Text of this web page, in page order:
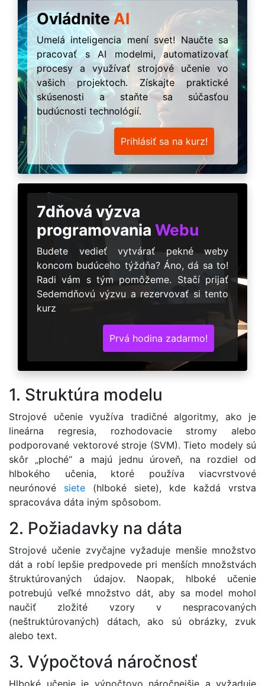
OvládniteAI
Umelá inteligencia mení svet! Naučte sa
pracovať s AI modelmi, automatizovať
procesy a využívať strojové učenie vo
vašich projektoch. Získajte praktické
skúsenosti a staňte sa súčasťou
budúcnosti technológií.
Prihlásiť sa na kurz!
7dňová výzva
programovania Webu
Budete vedieť vytvárať pekné weby
koncom budúceho týždňa? Áno, dá sa to!
Radi vám s tým pomôžeme. Stačí prijať
Sedemdňovú výzvu a rezervovať si tento
kurz
Prvá hodina zadarmo!
1. Struktúra modelu
Strojové učenie využíva tradičné algoritmy, ako je
lineárna regresia, rozhodovacie stromy alebo
podporované vektorové stroje (SVM). Tieto modely sú
skôr „ploché“ a majú jednu úroveň, na rozdiel od
hlbokého učenia, ktoré používa viacvrstvové
neurónové siete (hlboké siete), kde každá vrstva
spracováva dáta iným spôsobom.
2. Požiadavky na dáta
Strojové učenie zvyčajne vyžaduje menšie množstvo
dát a robí lepšie predpovede pri menších množstvách
štruktúrovaných údajov. Naopak, hlboké učenie
potrebujú veľké množstvo dát, aby sa model mohol
naučiť zložité vzory v nespracovaných
(neštruktúrovaných) dátach, ako sú obrázky, zvuk
alebo text.
3. Výpočtová náročnosť
Hlboké učenie je výpočtovo náročnejšie a vyžaduje